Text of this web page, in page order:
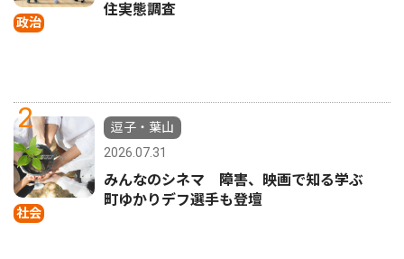
政治
住実態調査
2
社会
逗子・葉山
2026.07.31
みんなのシネマ 障害、映画で知る学ぶ
町ゆかりデフ選手も登壇